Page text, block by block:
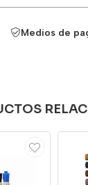
Medios de